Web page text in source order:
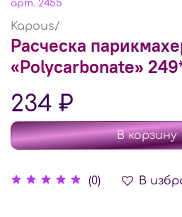
арт. 2455
Kapous/
Расческа
«Polycarbonate»
(0) В
234 ₽
В корзину